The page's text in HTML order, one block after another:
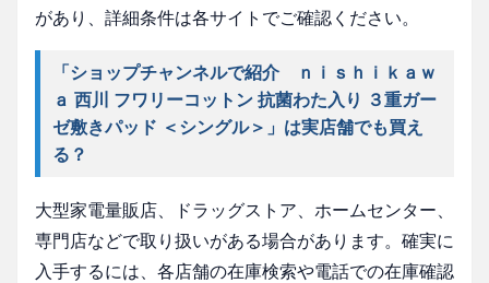
があり、詳細条件は各サイトでご確認ください。
「ショップチャンネルで紹介 ｎｉｓｈｉｋａｗ
ａ 西川 フワリーコットン 抗菌わた入り ３重ガー
ゼ敷きパッド ＜シングル＞」は実店舗でも買え
る？
大型家電量販店、ドラッグストア、ホームセンター、
専門店などで取り扱いがある場合があります。確実に
入手するには、各店舗の在庫検索や電話での在庫確認